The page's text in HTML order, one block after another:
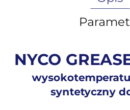
NYCO
syntetyczny